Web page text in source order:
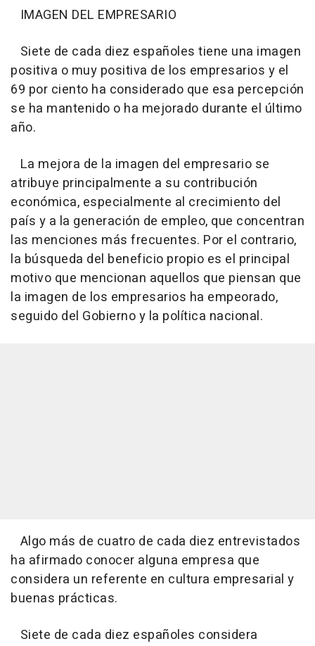
IMAGEN DEL EMPRESARIO
Siete de cada diez españoles tiene una imagen
positiva o muy positiva de los empresarios y el
69 por ciento ha considerado que esa percepción
se ha mantenido o ha mejorado durante el último
año.
La mejora de la imagen del empresario se
atribuye principalmente a su contribución
económica, especialmente al crecimiento del
país y a la generación de empleo, que concentran
las menciones más frecuentes. Por el contrario,
la búsqueda del beneficio propio es el principal
motivo que mencionan aquellos que piensan que
la imagen de los empresarios ha empeorado,
seguido del Gobierno y la política nacional.
Algo más de cuatro de cada diez entrevistados
ha afirmado conocer alguna empresa que
considera un referente en cultura empresarial y
buenas prácticas.
Siete de cada diez españoles considera